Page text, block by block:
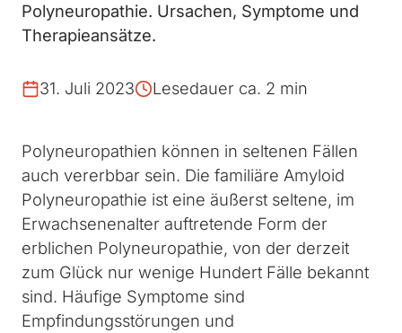
Polyneuropathie. Ursachen, Symptome und
Therapieansätze.
31. Juli 2023 Lesedauer ca. 2 min
Polyneuropathien können in seltenen Fällen
auch vererbbar sein. Die familiäre Amyloid
Polyneuropathie ist eine äußerst seltene, im
Erwachsenenalter auftretende Form der
erblichen Polyneuropathie, von der derzeit
zum Glück nur wenige Hundert Fälle bekannt
sind. Häufige Symptome sind
Empfindungsstörungen und